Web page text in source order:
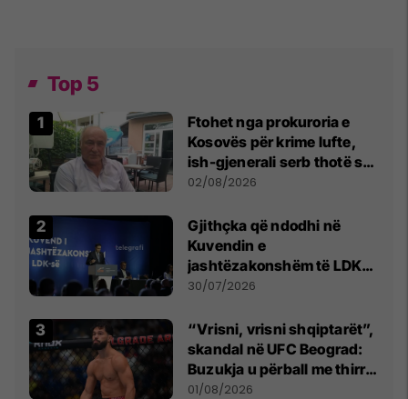
Top 5
Ftohet nga prokuroria e
Kosovës për krime lufte,
ish-gjenerali serb thotë se
dikush e tradhtoi në
02/08/2026
Gjithçka që ndodhi në
Kuvendin e
jashtëzakonshëm të LDK-
së
30/07/2026
“Vrisni, vrisni shqiptarët”,
skandal në UFC Beograd:
Buzukja u përball me thirrje
anti-shqiptare nga
01/08/2026